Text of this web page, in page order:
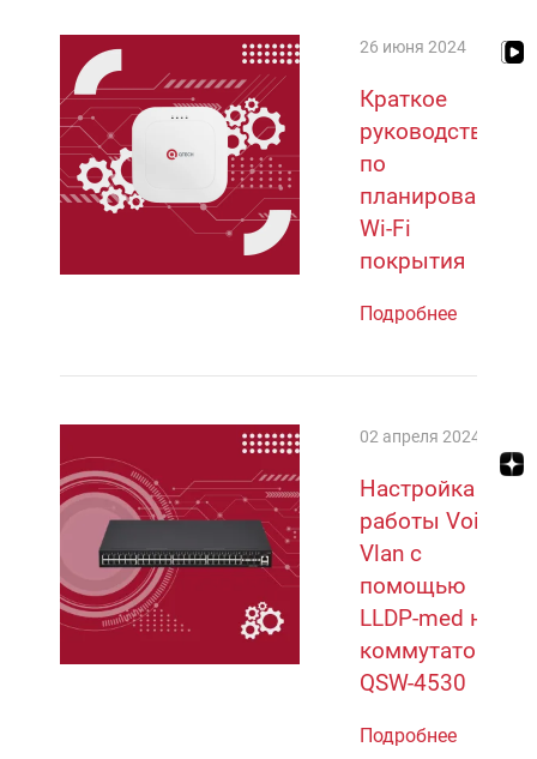
26 июня 2024
Краткое
руководство
по
планированию
Wi-Fi
покрытия
Подробнее
02 апреля 2024
Настройка
работы Voice
Vlan с
помощью
LLDP-med на
коммутаторах
QSW-4530
Подробнее